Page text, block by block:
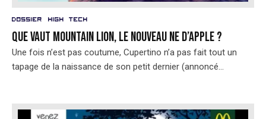
Dossier High Tech
Que vaut Mountain Lion, le nouveau ne d’Apple ?
Une fois n’est pas coutume, Cupertino n’a pas fait tout un
tapage de la naissance de son petit dernier (annoncé...